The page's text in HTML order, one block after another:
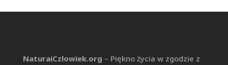
NaturaiCzlowiek.org – Piękno życia w zgodzie z